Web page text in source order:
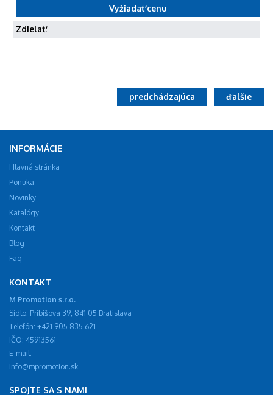
Zdielať:
ďalšie
predchádzajúca
INFORMÁCIE
Hlavná stránka
Ponuka
Novinky
Katalógy
Kontakt
Blog
Faq
KONTAKT
M Promotion s.r.o.
Sídlo: Pribišova 39, 841 05 Bratislava
Telefón: +421 905 835 621
IČO: 45913561
E-mail:
info@mpromotion.sk
SPOJTE SA S NAMI